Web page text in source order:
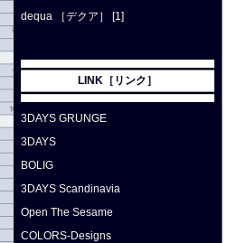
dequa ［デクア］ [1]
LINK［リンク］
3DAYS GRUNGE
3DAYS
BOLIG
3DAYS Scandinavia
Open The Sesame
COLORS-Designs